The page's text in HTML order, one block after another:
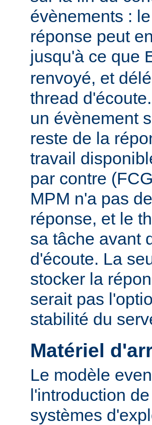
évènements :
réponse peut
jusqu'à ce que
renvoyé, et
thread
un évènement
reste de la
travail
par contre
MPM n'a pas
réponse, et le
sa tâche avant
d'écoute. La
stocker la
serait pas
stabilité du
Matériel
Le modèle
l'introduction
systèmes